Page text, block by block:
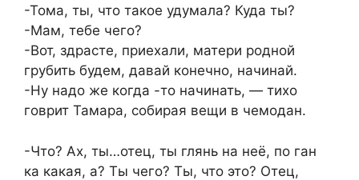
-Тома, ты, что такое удумала? Куда ты?
-Мам, тебе чего?
-Вот, здрасте, приехали, матери родной
грубить будем, давай конечно, начинай.
-Ну надо же когда -то начинать, — тихо
говрит Тамара, собирая вещи в чемодан.
-Что? Ах, ты…отец, ты глянь на неё, по ган
ка какая, а? Ты чего? Ты, что это? Отец,